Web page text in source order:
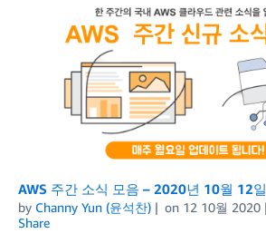
AWS 주간 소식 모음 – 2020년 10월 12일
by Channy Yun (윤석찬) on 12 10월 2020
Share